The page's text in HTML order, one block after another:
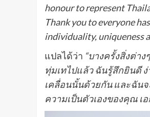
honour to represent
Thank you to everyone
individuality, uniqueness
แปลได้ว่า “บางครั้งสิ่งต่า
ทุ่มเทไปแล้ว ฉันรู้สึกยินดี ง่
เคลื่อนนั้นด้วยกัน และฉัน
ความเป็นตัวเองของคุณ เ